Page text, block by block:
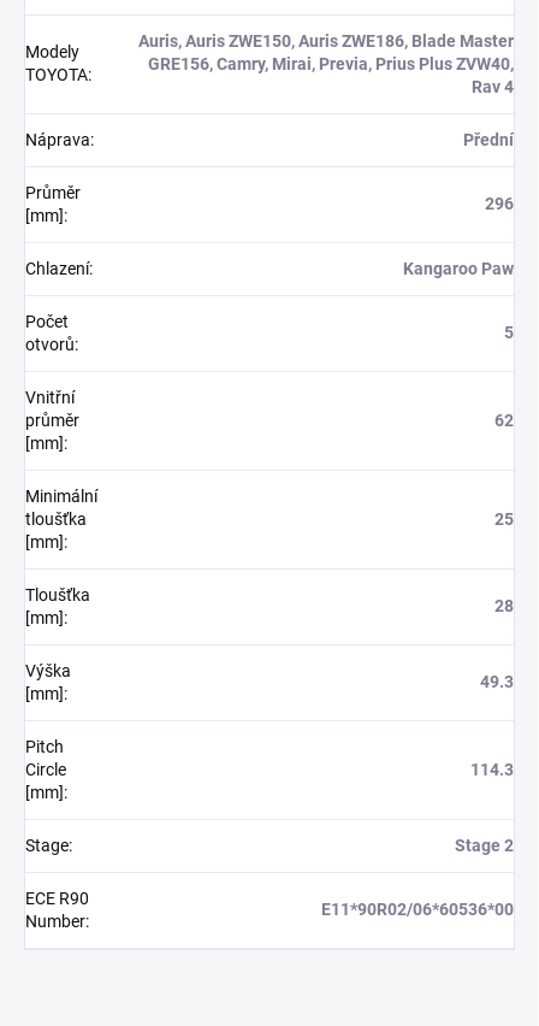
Modely
TOYOTA:
Auris, Auris ZWE150, Auris ZWE186, Blade Master
GRE156, Camry, Mirai, Previa, Prius Plus ZVW40,
Rav 4
Náprava: Přední
Průměr
[mm]:
296
Chlazení: Kangaroo Paw
Počet
otvorů:
5
Vnitřní
průměr
[mm]:
62
Minimální
tloušťka
[mm]:
25
Tloušťka
[mm]:
28
Výška
[mm]:
49.3
Pitch
Circle
[mm]:
114.3
Stage: Stage 2
ECE R90
Number:
E11*90R02/06*60536*00